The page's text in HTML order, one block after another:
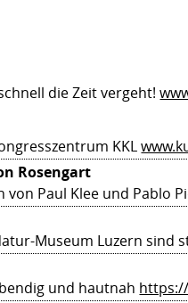
die Zeit vergeht!
KKL
Rosengart
Paul Klee und Pablo
Museum Luzern sind
und hautnah